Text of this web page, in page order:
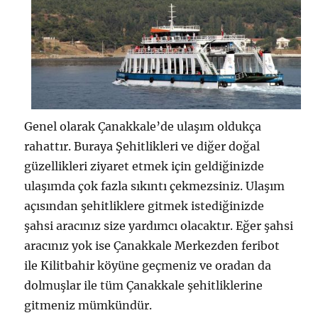
Genel olarak Çanakkale’de ulaşım oldukça
rahattır. Buraya Şehitlikleri ve diğer doğal
güzellikleri ziyaret etmek için geldiğinizde
ulaşımda çok fazla sıkıntı çekmezsiniz. Ulaşım
açısından şehitliklere gitmek istediğinizde
şahsi aracınız size yardımcı olacaktır. Eğer şahsi
aracınız yok ise Çanakkale Merkezden feribot
ile Kilitbahir köyüne geçmeniz ve oradan da
dolmuşlar ile tüm Çanakkale şehitliklerine
gitmeniz mümkündür.